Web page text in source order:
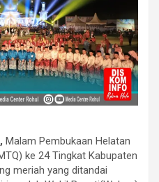
Malam Pembukaan Helatan
ke 24 Tingkat Kabupaten
meriah yang ditandai